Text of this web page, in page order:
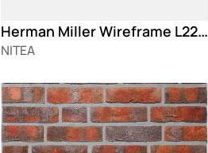
Herman Miller Wireframe L227 sofa
NITEA
Loading